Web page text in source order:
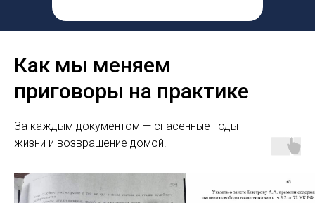
Как мы меняем
приговоры на практике
За каждым документом — спасенные годы
жизни и возвращение домой.